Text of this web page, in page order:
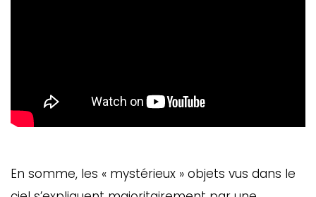
En somme, les « mystérieux » objets vus dans le